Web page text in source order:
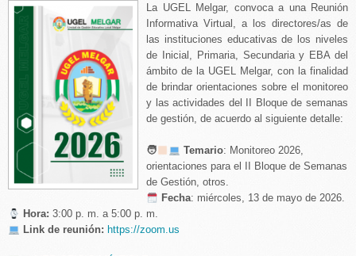
La UGEL Melgar, convoca a una Reunión
Informativa Virtual, a los directores/as de
las instituciones educativas de los niveles
de Inicial, Primaria, Secundaria y EBA del
ámbito de la UGEL Melgar, con la finalidad
de brindar orientaciones sobre el monitoreo
y las actividades del II Bloque de semanas
de gestión, de acuerdo al siguiente detalle:
🧑 Temario: Monitoreo 2026,
orientaciones para el II Bloque de Semanas
de Gestión, otros.
Fecha: miércoles, 13 de mayo de 2026.
Hora: 3:00 p. m. a 5:00 p. m.
Link de reunión: https://zoom.us